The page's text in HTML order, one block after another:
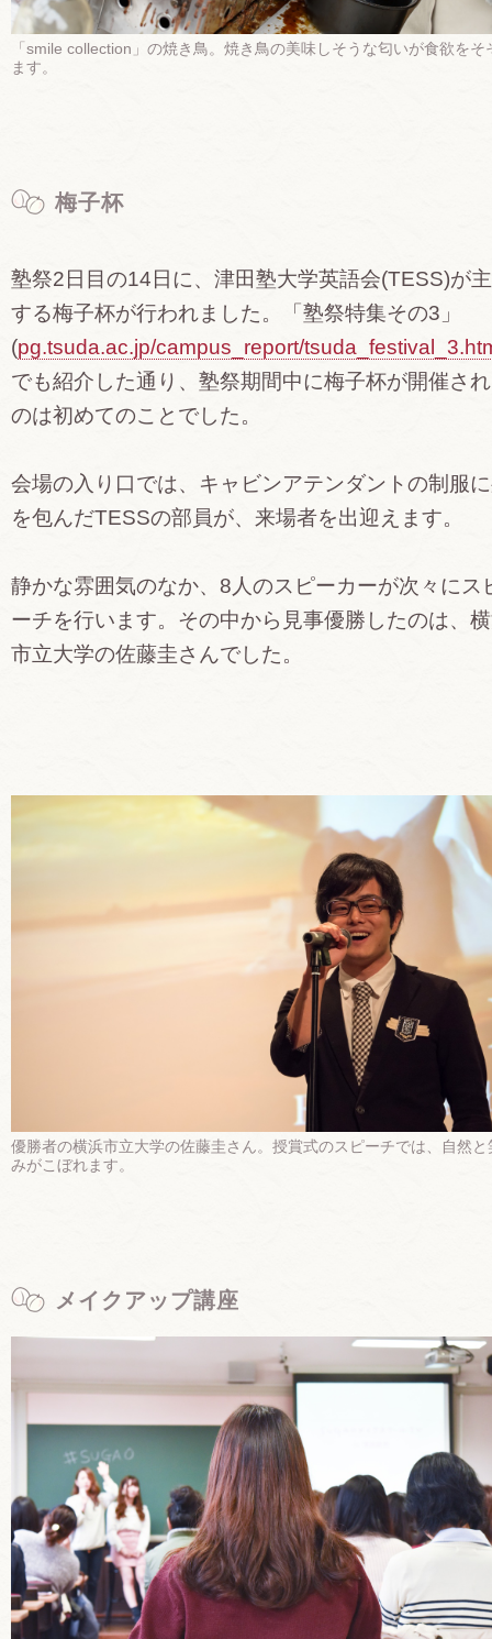
「smile collection」の焼き鳥。焼き鳥の美味しそうな匂いが食欲をそ
ます。
梅子杯
塾祭2日目の14日に、津田塾大学英語会(TESS)が
する梅子杯が行われました。「塾祭特集その3」
(pg.tsuda.ac.jp/campus_report/
でも紹介した通り、塾祭期間中に梅子杯が開催さ
のは初めてのことでした。
会場の入り口では、キャビンアテンダントの制服
を包んだTESSの部員が、来場者を出迎えます。
静かな雰囲気のなか、8人のスピーカーが次々にス
ーチを行います。その中から見事優勝したのは、
市立大学の佐藤圭さんでした。
優勝者の横浜市立大学の佐藤圭さん。授賞式のスピーチでは、自然と
みがこぼれます。
メイクアップ講座